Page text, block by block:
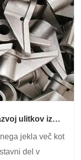
ulitkov iz
jekla več kot
del v